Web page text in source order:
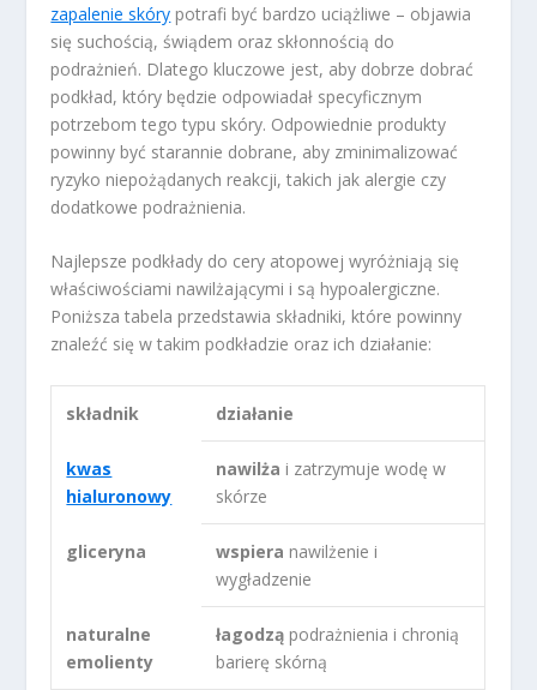
zapalenie skóry potrafi być bardzo uciążliwe – objawia
się suchością, świądem oraz skłonnością do
podrażnień. Dlatego kluczowe jest, aby dobrze dobrać
podkład, który będzie odpowiadał specyficznym
potrzebom tego typu skóry. Odpowiednie produkty
powinny być starannie dobrane, aby zminimalizować
ryzyko niepożądanych reakcji, takich jak alergie czy
dodatkowe podrażnienia.
Najlepsze podkłady do cery atopowej wyróżniają się
właściwościami nawilżającymi i są hypoalergiczne.
Poniższa tabela przedstawia składniki, które powinny
znaleźć się w takim podkładzie oraz ich działanie:
składnik działanie
kwas
hialuronowy
nawilża i zatrzymuje wodę w
skórze
gliceryna wspiera nawilżenie i
wygładzenie
naturalne
emolienty
łagodzą podrażnienia i chronią
barierę skórną